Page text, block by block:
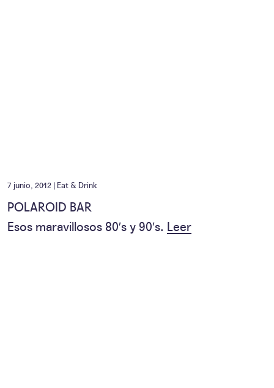
7 junio, 2012 | Eat & Drink
POLAROID BAR
Esos maravillosos 80′s y 90′s. Leer